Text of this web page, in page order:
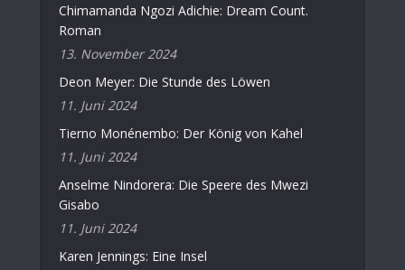
Chimamanda Ngozi Adichie: Dream Count.
Roman
13. November 2024
Deon Meyer: Die Stunde des Löwen
11. Juni 2024
Tierno Monénembo: Der König von Kahel
11. Juni 2024
Anselme Nindorera: Die Speere des Mwezi
Gisabo
11. Juni 2024
Karen Jennings: Eine Insel